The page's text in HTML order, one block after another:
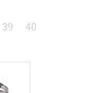
39
40